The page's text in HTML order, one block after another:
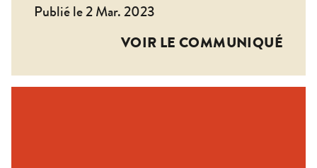
et Estelle Mercier. Cette recherche éclaire les
transformations de la gestion des ressources
les cas français et belge et en prenant comme
Publié le 2 Mar. 2023
VOIR LE COMMUNIQUÉ